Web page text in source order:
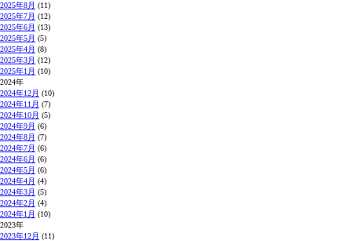
2025年8月 (11)
2025年7月 (12)
2025年6月 (13)
2025年5月 (5)
2025年4月 (8)
2025年3月 (12)
2025年1月 (10)
2024年
2024年12月 (10)
2024年11月 (7)
2024年10月 (5)
2024年9月 (6)
2024年8月 (7)
2024年7月 (6)
2024年6月 (6)
2024年5月 (6)
2024年4月 (4)
2024年3月 (5)
2024年2月 (4)
2024年1月 (10)
2023年
2023年12月 (11)